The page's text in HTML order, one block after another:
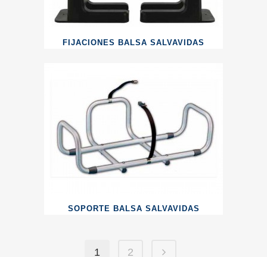
FIJACIONES BALSA SALVAVIDAS
SOPORTE BALSA SALVAVIDAS
1 2